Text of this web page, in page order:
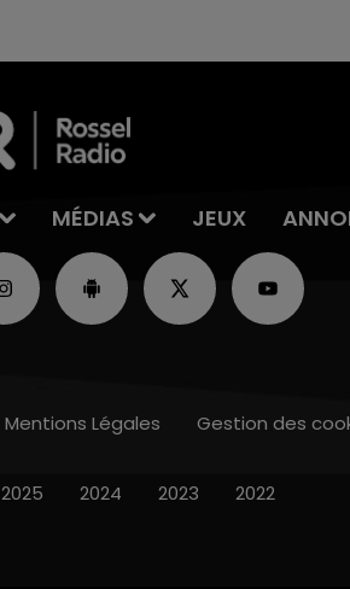
MÉDIAS JEUX
Mentions Légales Gestion des
2025 2024 2023 2022